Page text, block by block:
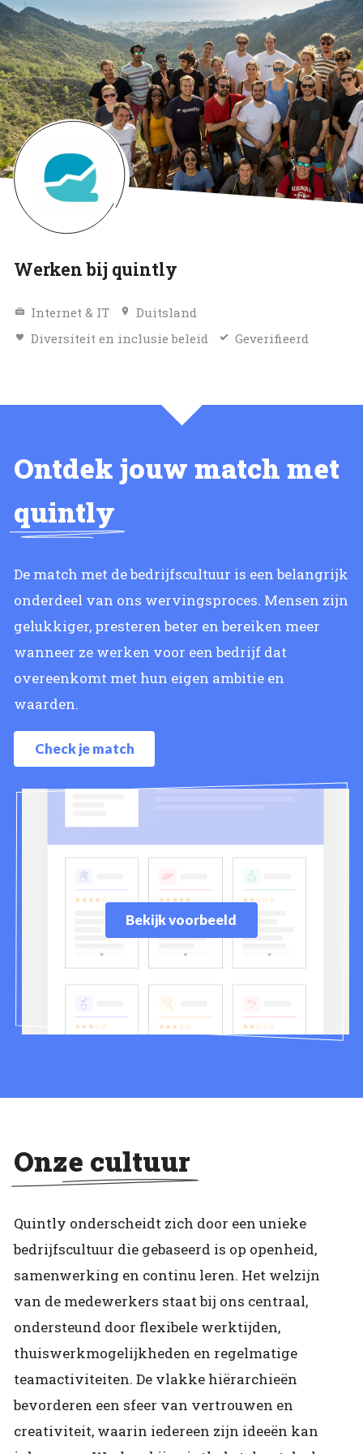
Werken bij quintly
Internet & IT
Duitsland
Diversiteit en inclusie beleid
Geverifieerd
Ontdek jouw match met
quintly
De match met de bedrijfscultuur is een belangrijk
onderdeel van ons wervingsproces. Mensen zijn
gelukkiger, presteren beter en bereiken meer
wanneer ze werken voor een bedrijf dat
overeenkomt met hun eigen ambitie en
waarden.
Check je match
Bekijk voorbeeld
Onze cultuur
Quintly onderscheidt zich door een unieke
bedrijfscultuur die gebaseerd is op openheid,
samenwerking en continu leren. Het welzijn
van de medewerkers staat bij ons centraal,
ondersteund door flexibele werktijden,
thuiswerkmogelijkheden en regelmatige
teamactiviteiten. De vlakke hiërarchieën
bevorderen een sfeer van vertrouwen en
creativiteit, waarin iedereen zijn ideeën kan